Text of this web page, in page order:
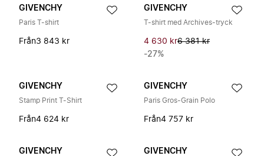
GIVENCHY
Paris T-shirt
Från3 843 kr
GIVENCHY
T-shirt med Archives-tryck
4 630 kr6 381 kr
-27%
GIVENCHY
Stamp Print T-Shirt
Från4 624 kr
GIVENCHY
Paris Gros-Grain Polo
Från4 757 kr
GIVENCHY GIVENCHY